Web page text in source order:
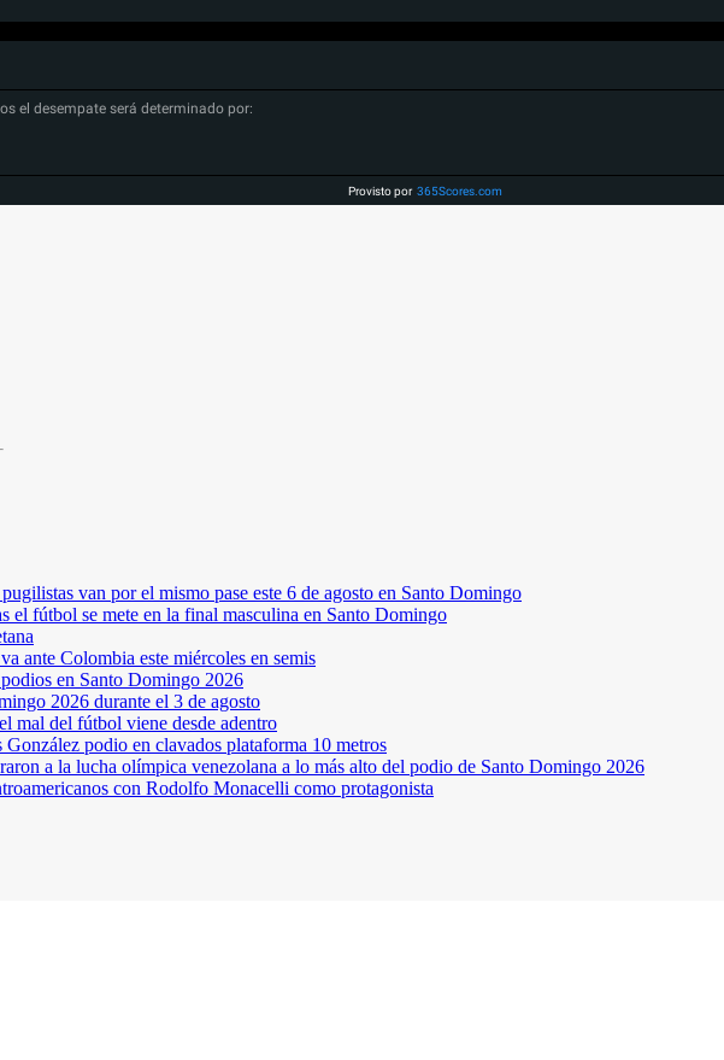
el desempate será determinado por:
Provisto por 365Scores.com
van por el mismo pase este 6 de agosto en Santo Domingo
el fútbol se mete en la final masculina en Santo Domingo
ante Colombia este miércoles en semis
en Santo Domingo 2026
2026 durante el 3 de agosto
mal del fútbol viene desde adentro
podio en clavados plataforma 10 metros
a la lucha olímpica venezolana a lo más alto del podio de Santo Domingo 2026
con Rodolfo Monacelli como protagonista